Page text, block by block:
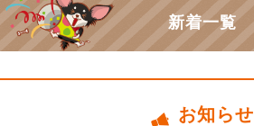
新着一覧
お知らせ